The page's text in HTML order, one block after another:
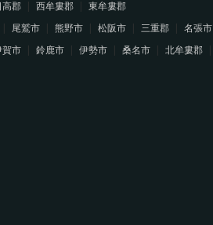
高郡 西牟婁郡
東牟婁郡
尾鷲市 熊野市 松阪市 三重郡 名張市
賀市 鈴鹿市 伊勢市 桑名市 北牟婁郡